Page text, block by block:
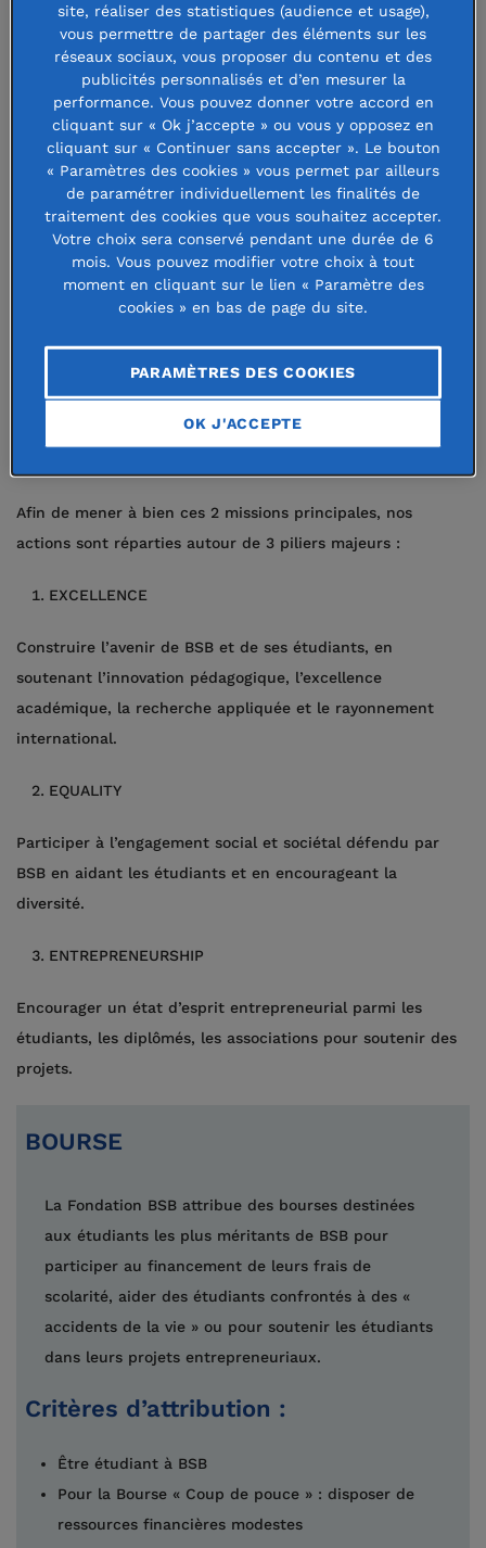
La Fondation BSB soutient la
stratégie d’ouverture sociale de
l'école de commerce de Dijon,
Burgundy School of Business. Elle
attribue notamment des bourses sur
critères sociaux à des étudiants
méritants.
La Fondation BSB a pour mission :
d’accompagner et de soutenir ses étudiants ;
Afin de mener à bien ces 2 missions principales, nos
actions sont réparties autour de 3 piliers majeurs :
EXCELLENCE
Construire l’avenir de BSB et de ses étudiants, en
soutenant l’innovation pédagogique, l’excellence
académique, la recherche appliquée et le rayonnement
international.
EQUALITY
Participer à l’engagement social et sociétal défendu par
BSB en aidant les étudiants et en encourageant la
diversité.
ENTREPRENEURSHIP
Encourager un état d’esprit entrepreneurial parmi les
étudiants, les diplômés, les associations pour soutenir des
projets.
BOURSE
La Fondation BSB attribue des bourses destinées
aux étudiants les plus méritants de BSB pour
participer au financement de leurs frais de
scolarité, aider des étudiants confrontés à des «
accidents de la vie » ou pour soutenir les étudiants
dans leurs projets entrepreneuriaux.
Critères d’attribution :
Être étudiant à BSB
Pour la Bourse « Coup de pouce » : disposer de
ressources financières modestes
site, réaliser des statistiques (audience et usage),
vous permettre de partager des éléments sur les
réseaux sociaux, vous proposer du contenu et des
publicités personnalisés et d’en mesurer la
performance. Vous pouvez donner votre accord en
cliquant sur « Ok j’accepte » ou vous y opposez en
cliquant sur « Continuer sans accepter ». Le bouton
« Paramètres des cookies » vous permet par ailleurs
de paramétrer individuellement les finalités de
traitement des cookies que vous souhaitez accepter.
Votre choix sera conservé pendant une durée de 6
mois. Vous pouvez modifier votre choix à tout
moment en cliquant sur le lien « Paramètre des
cookies » en bas de page du site.
PARAMÈTRES DES COOKIES
OK J'ACCEPTE